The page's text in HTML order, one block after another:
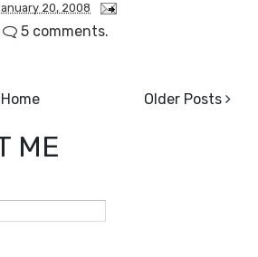
20, 2008
5 comments.
Older Posts
Home
ME